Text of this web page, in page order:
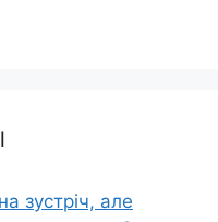
зустріч, але